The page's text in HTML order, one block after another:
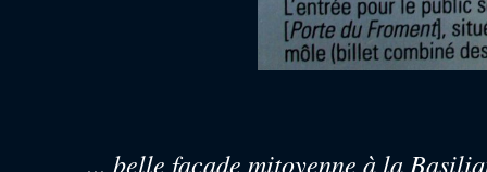
... belle façade mitoyenne à la